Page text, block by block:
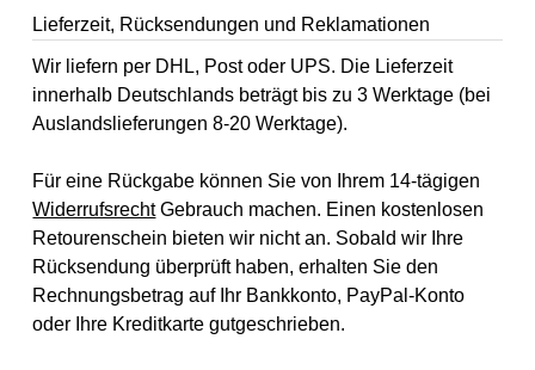
Lieferzeit, Rücksendungen und Reklamationen
Wir liefern per DHL, Post oder UPS. Die Lieferzeit
innerhalb Deutschlands beträgt bis zu 3 Werktage (bei
Auslandslieferungen 8-20 Werktage).
Für eine Rückgabe können Sie von Ihrem 14-tägigen
WiderrufsrechtGebrauch machen. Einen kostenlosen
Retourenschein bieten wir nicht an. Sobald wir Ihre
Rücksendung überprüft haben, erhalten Sie den
Rechnungsbetrag auf Ihr Bankkonto, PayPal-Konto
oder Ihre Kreditkarte gutgeschrieben.